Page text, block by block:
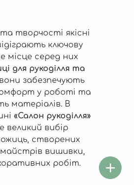
творчості якісні
ключову
місце серед них
для рукоділля та
забезпечують
у роботі та
матеріалів. В
«Салон рукоділля»
великий вибір
створених
майстрів вишивки,
робіт.